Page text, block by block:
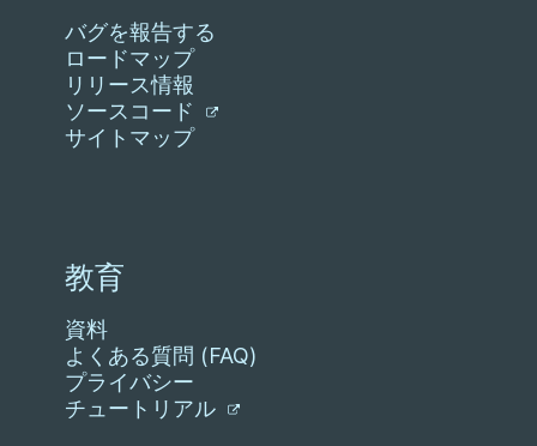
バグを報告する
ロードマップ
リリース情報
ソースコード
サイトマップ
教育
資料
よくある質問 (FAQ)
プライバシー
チュートリアル